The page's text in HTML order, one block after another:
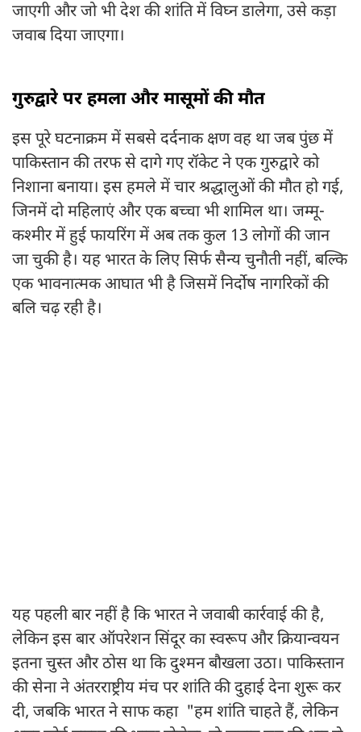
जाएगी और जो भी देश की शांति में विघ्न डालेगा, उसे कड़ा
जवाब दिया जाएगा।
गुरुद्वारे पर हमला और मासूमों की मौत
इस पूरे घटनाक्रम में सबसे दर्दनाक क्षण वह था जब पुंछ में
पाकिस्तान की तरफ से दागे गए रॉकेट ने एक गुरुद्वारे को
निशाना बनाया। इस हमले में चार श्रद्धालुओं की मौत हो गई,
जिनमें दो महिलाएं और एक बच्चा भी शामिल था। जम्मू-
कश्मीर में हुई फायरिंग में अब तक कुल 13 लोगों की जान
जा चुकी है। यह भारत के लिए सिर्फ सैन्य चुनौती नहीं, बल्कि
एक भावनात्मक आघात भी है जिसमें निर्दोष नागरिकों की
बलि चढ़ रही है।
यह पहली बार नहीं है कि भारत ने जवाबी कार्रवाई की है,
लेकिन इस बार ऑपरेशन सिंदूर का स्वरूप और क्रियान्वयन
इतना चुस्त और ठोस था कि दुश्मन बौखला उठा। पाकिस्तान
की सेना ने अंतरराष्ट्रीय मंच पर शांति की दुहाई देना शुरू कर
दी, जबकि भारत ने साफ कहा "हम शांति चाहते हैं, लेकिन